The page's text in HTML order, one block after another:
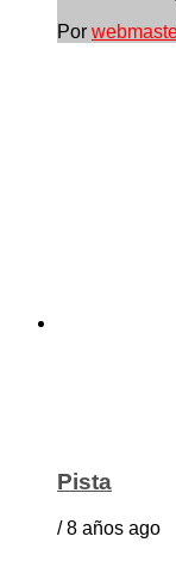
Por
Pista
/ 8 años ago